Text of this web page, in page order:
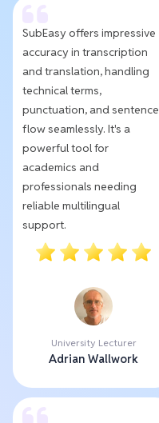
SubEasy offers impressive
accuracy in transcription
and translation, handling
technical terms,
punctuation, and sentence
flow seamlessly. It's a
powerful tool for
academics and
professionals needing
reliable multilingual
support.
University Lecturer
Adrian Wallwork